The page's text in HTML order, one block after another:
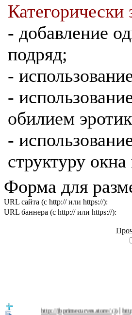
Категорически
- добавление
подряд;
-
-
обилием
-
структуру
Форма для
URL сайта (с http:// или https://):
URL баннера (с http:// или https://):
http://jbprimecurves.store/(3)|https://